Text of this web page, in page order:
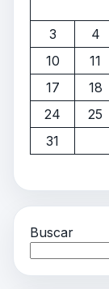
3
4
10
11
17
18
24
25
31
Buscar